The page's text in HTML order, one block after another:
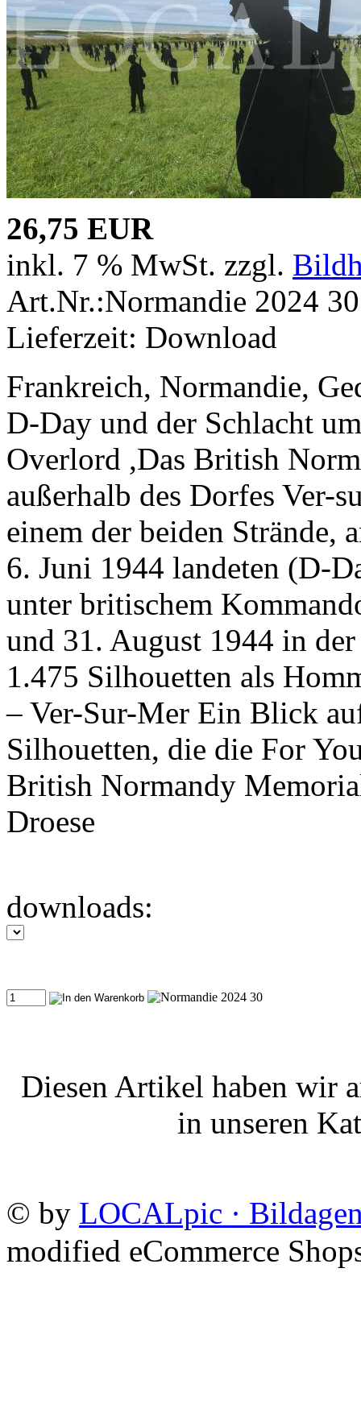
26,75 EUR
inkl. 7 % MwSt. zzgl.
Art.Nr.:Normandie 2024 30
Lieferzeit: Download
Frankreich, Normandie,
D-Day und der Schlacht
Overlord ,Das British
außerhalb des Dorfes Ver-
einem der beiden Strände,
6. Juni 1944 landeten (D-
unter britischem
und 31. August 1944 in
1.475 Silhouetten als
– Ver-Sur-Mer Ein Blick
Silhouetten, die die For
British Normandy
Droese
downloads:
Diesen Artikel haben wir
in unseren
© by LOCALpic ·
modified eCommerce